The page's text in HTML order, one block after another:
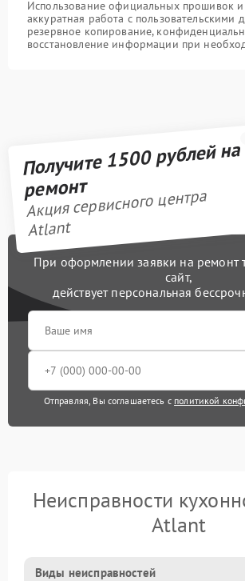
Использование официальных прошивок и
аккуратная работа с пользовательскими
резервное копирование,
восстановление информации при
Получите 1500 рублей на
ремонт
Акция сервисного центра
Atlant
При оформлении заявки на ремонт
сайт,
действует персональная
Отправляя, Вы соглашаетесь с политикой
Неисправности
Atlant
Виды неисправностей